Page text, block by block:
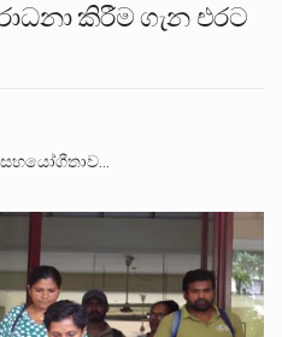
කිරීම ගැන එරට